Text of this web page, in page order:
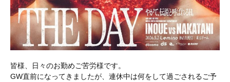
皆様、日々のお勤めご苦労様です。
GW直前になってきましたが、連休中は何をして過ごされるご予